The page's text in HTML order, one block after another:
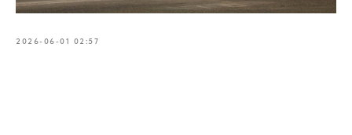
2026-06-01 02:57